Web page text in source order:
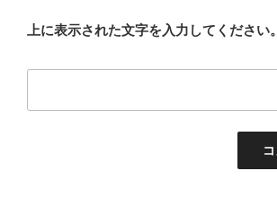
上に表示された文字を入力してください。